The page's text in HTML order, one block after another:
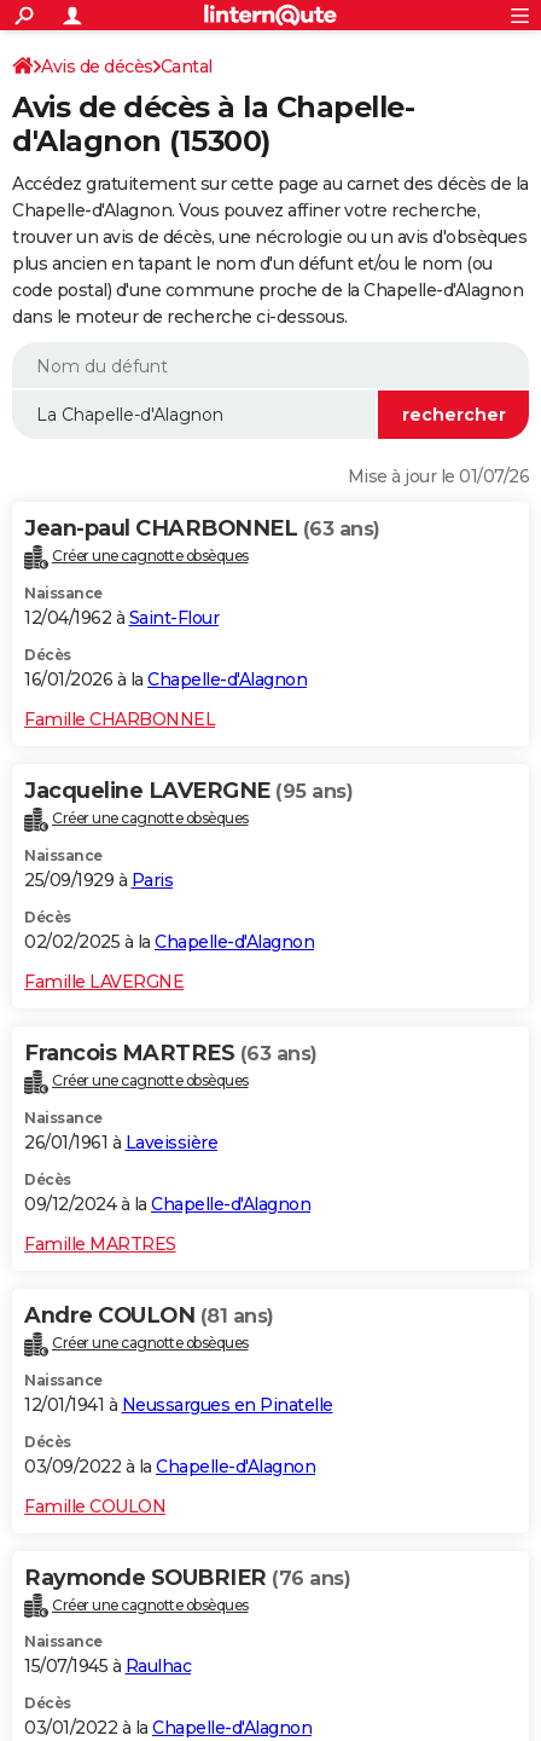
ACTUALITÉS
Politique
Société
Faits Divers
Education
Monde
Villes
+
SPORT
Coupe du monde 2026
Football
Tennis
Cyclisme
Rugby
Forum
CULTURE
FINANCE
Retraite
Impôts
Epargne
Immobilier
Risques naturels par ville
Banque
Assurance
Crédit
AUTO
Essais
Réserver un essai
Citadines
Berlines
SUV
Forum auto
+
HIGH-TECH
Mobiles
Meilleur smartphone
Internet
Ordinateurs
Jeux vidéo
Guide high-tech
+
BRICOLAGE
Forum
Aménagement intérieur
Extérieur
Cuisine
Salle de bains
Jardinage
Rangement
WEEK-END
Guides de France
Escapades
Patrimoine
Expositions
Musées
Week-end nature
LIFESTYLE
Alimentation
Guide de la santé
Maladies
Médicaments
Sommeil
VOYAGE
Destinations
City break
Voyage nature
Voyage de noces
Forum
Climat
+PHOTO
GUIDES D'ACHAT
BONS PLANS
CARTE DE VOEUX
Dictionnaire
Biographies
Citations
Expressions
Proverbes
PROGRAMME TV
COPAINS D'AVANT
S'inscrire
Se connecter
Lycées
Collèges
Primaires
Universités
Entreprises
Service militaire
Avis de recherche
AVIS DE DÉCÈS
Avis de décès Cantal
Avis de décès à la Chapelle-
d'Alagnon (15300)
Accédez gratuitement sur cette page au carnet des décès de la
Chapelle-d'Alagnon. Vous pouvez affiner votre recherche,
trouver un avis de décès, une nécrologie ou un avis d'obsèques
plus ancien en tapant le nom d'un défunt et/ou le nom (ou
code postal) d'une commune proche de la Chapelle-d'Alagnon
dans le moteur de recherche ci-dessous.
Mise à jour le 01/07/26
Jean-paul CHARBONNEL (63 ans)
Créer une cagnotte obsèques
Naissance
12/04/1962 à Saint-Flour
Décès
16/01/2026 à la Chapelle-d'Alagnon
Famille CHARBONNEL
Jacqueline LAVERGNE (95 ans)
Créer une cagnotte obsèques
Naissance
25/09/1929 à Paris
Décès
02/02/2025 à la Chapelle-d'Alagnon
Famille LAVERGNE
Francois MARTRES (63 ans)
Créer une cagnotte obsèques
Naissance
26/01/1961 à Laveissière
Décès
09/12/2024 à la Chapelle-d'Alagnon
Famille MARTRES
Andre COULON (81 ans)
Créer une cagnotte obsèques
Naissance
12/01/1941 à Neussargues en Pinatelle
Décès
03/09/2022 à la Chapelle-d'Alagnon
Famille COULON
Raymonde SOUBRIER (76 ans)
Créer une cagnotte obsèques
Naissance
15/07/1945 à Raulhac
Décès
03/01/2022 à la Chapelle-d'Alagnon